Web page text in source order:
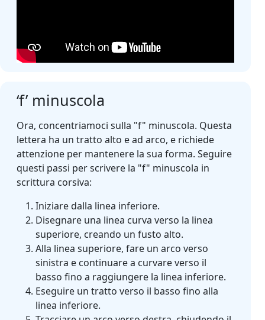
‘f’ minuscola
Ora, concentriamoci sulla "f" minuscola. Questa
lettera ha un tratto alto e ad arco, e richiede
attenzione per mantenere la sua forma. Seguire
questi passi per scrivere la "f" minuscola in
scrittura corsiva:
Iniziare dalla linea inferiore.
Disegnare una linea curva verso la linea
superiore, creando un fusto alto.
Alla linea superiore, fare un arco verso
sinistra e continuare a curvare verso il
basso fino a raggiungere la linea inferiore.
Eseguire un tratto verso il basso fino alla
linea inferiore.